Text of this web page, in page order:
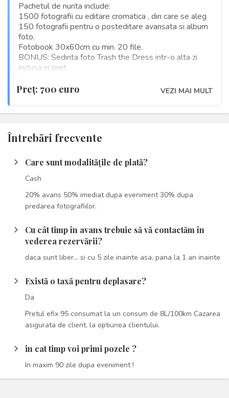
Pachetul de nunta include:
1500 fotografii cu editare cromatica , din care se aleg
150 fotografii pentru o posteditare avansata si album
foto.
Fotobook 30x60cm cu min. 20 file.
BONUS: Sedinta foto Trash the Dress intr-o alta zi
inclusa in pret.
Preţ: 700 euro VEZI MAI MULT
Întrebări frecvente
arrow_forward_ios Care sunt modalitățile de plată?
Cash
20% avans 50% imediat dupa eveniment 30% dupa
predarea fotografiilor.
arrow_forward_ios
Cu cât timp în avans trebuie să vă contactăm în
vederea rezervării?
daca sunt liber... si cu 5 zile inainte asa, pana la 1 an inainte
arrow_forward_ios Există o taxă pentru deplasare?
Da
Pretul efix 95 consumat la un consum de 8L/100km Cazarea
asigurata de client, la optiunea clientului.
arrow_forward_ios in cat timp voi primi pozele ?
In maxim 90 zile dupa eveniment !